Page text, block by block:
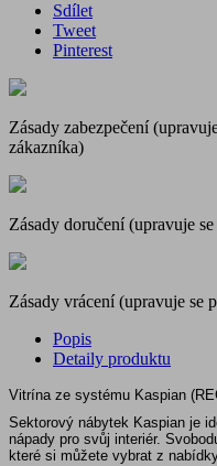
Sdílet
Tweet
Pinterest
Zásady zabezpečení
zákazníka)
Zásady doručení (upravuje
Zásady vrácení (upravuje se
Popis
Detaily produktu
Vitrína ze systému Kaspian
Sektorový nábytek Kaspian je
nápady pro svůj interiér.
které si můžete vybrat z